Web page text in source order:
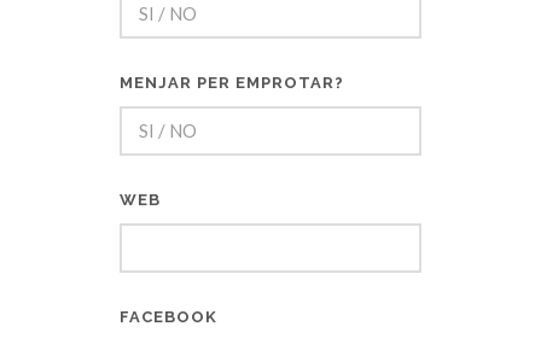
MENJAR PER EMPROTAR?
WEB
FACEBOOK